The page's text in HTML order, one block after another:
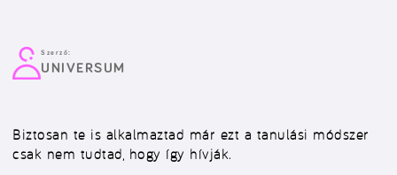
Szerző:
UNIVERSUM
Biztosan te is alkalmaztad már ezt a tanulási módszer
csak nem tudtad, hogy így hívják.